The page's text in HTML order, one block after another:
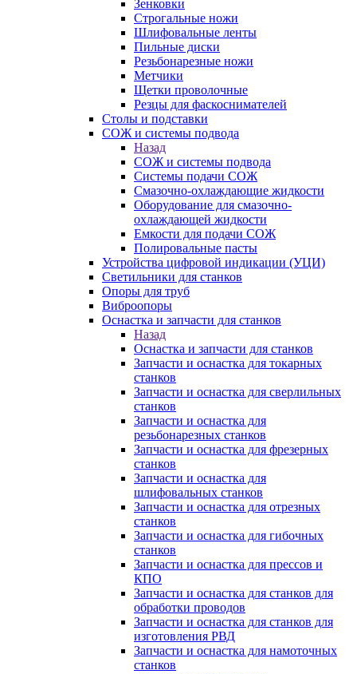
Зенковки
Строгальные ножи
Шлифовальные ленты
Пильные диски
Резьбонарезные ножи
Метчики
Щетки проволочные
Резцы для фаскоснимателей
Столы и подставки
СОЖ и системы подвода
Назад
СОЖ и системы подвода
Системы подачи СОЖ
Смазочно-охлаждающие жидкости
Оборудование для смазочно-
охлаждающей жидкости
Емкости для подачи СОЖ
Полировальные пасты
Устройства цифровой индикации (УЦИ)
Светильники для станков
Опоры для труб
Виброопоры
Оснастка и запчасти для станков
Назад
Оснастка и запчасти для станков
Запчасти и оснастка для токарных
станков
Запчасти и оснастка для сверлильных
станков
Запчасти и оснастка для
резьбонарезных станков
Запчасти и оснастка для фрезерных
станков
Запчасти и оснастка для
шлифовальных станков
Запчасти и оснастка для отрезных
станков
Запчасти и оснастка для гибочных
станков
Запчасти и оснастка для прессов и
КПО
Запчасти и оснастка для станков для
обработки проводов
Запчасти и оснастка для станков для
изготовления РВД
Запчасти и оснастка для намоточных
станков